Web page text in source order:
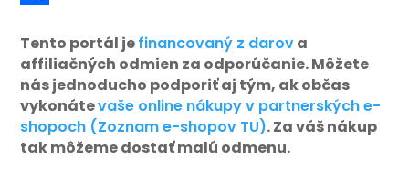
Tento portál jefinancovaný z darova
affiliačných odmien za odporúčanie. Môžete
nás jednoducho podporiť aj tým, ak občas
vykonátevaše online nákupy v partnerských e-
shopoch (Zoznam e-shopov TU). Za váš nákup
tak môžeme dostať malú odmenu.